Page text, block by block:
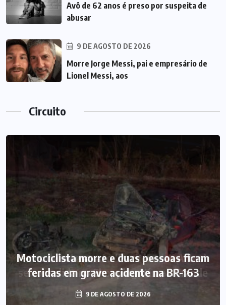
Avô de 62 anos é preso por suspeita de
abusar
9 DE AGOSTO DE 2026
Morre Jorge Messi, pai e empresário de
Lionel Messi, aos
Circuito
Motociclista morre e duas pessoas ficam
feridas em grave acidente na BR-163
9 DE AGOSTO DE 2026